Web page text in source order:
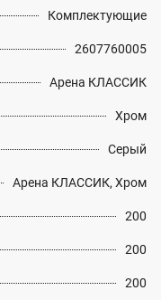
Комплектующие
2607760005
Арена КЛАССИК
Хром
Серый
Арена КЛАССИК, Хром
200
200
200